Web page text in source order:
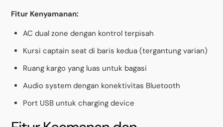
Fitur Kenyamanan:
AC dual zone dengan kontrol terpisah
Kursi captain seat di baris kedua (tergantung varian)
Ruang kargo yang luas untuk bagasi
Audio system dengan konektivitas Bluetooth
Port USB untuk charging device